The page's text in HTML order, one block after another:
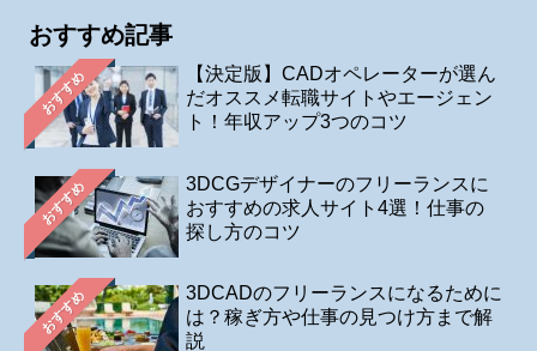
おすすめ記事
おすすめ
【決定版】CADオペレーターが選ん
だオススメ転職サイトやエージェン
ト！年収アップ3つのコツ
おすすめ
3DCGデザイナーのフリーランスに
おすすめの求人サイト4選！仕事の
探し方のコツ
おすすめ
3DCADのフリーランスになるために
は？稼ぎ方や仕事の見つけ方まで解
説